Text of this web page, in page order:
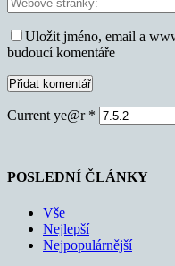
Uložit jméno, email a
budoucí komentáře
Current ye@r *
POSLEDNÍ ČLÁNKY
Vše
Nejlepší
Nejpopulárnější